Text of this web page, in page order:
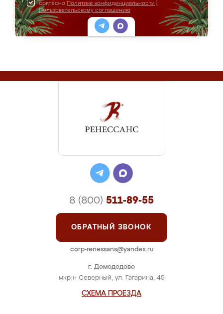
согласно Политике конфиденциальности
Пользовательскому соглашению
г. Домодедово
мкр-н Северный, ул. Гагарина, 45
СХЕМА ПРОЕЗДА
8 (800) 511-89-55
ОБРАТНЫЙ ЗВОНОК
corp-renessans@yandex.ru